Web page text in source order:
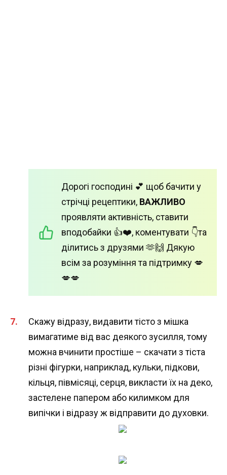
Дорогі господині 💕 щоб бачити у
стрічці рецептики, ВАЖЛИВО
проявляти активність, ставити
вподобайки 👍❤️, коментувати 👇та
ділитись з друзями 🫶🙌 Дякую
всім за розуміння та підтримку 💋
💋💋
Скажу відразу, видавити тісто з мішка
вимагатиме від вас деякого зусилля, тому
можна вчинити простіше – скачати з тіста
різні фігурки, наприклад, кульки, підкови,
кільця, півмісяці, серця, викласти їх на деко,
застелене папером або килимком для
випічки і відразу ж відправити до духовки.